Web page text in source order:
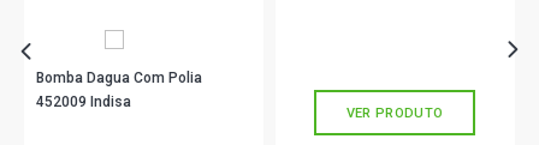
Bomba Dagua Com Polia
452009 Indisa
VER PRODUTO